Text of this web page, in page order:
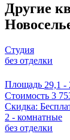
Другие
Студия
без отделки
Площадь 29,1 -
Стоимость 3
Скидка:
2 - комнатные
без отделки